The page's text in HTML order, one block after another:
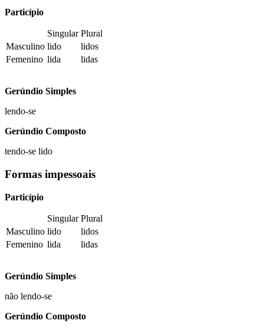
Particípio
Singular Plural
Masculino lido
lidos
Femenino lida lidas
Gerúndio Simples
lendo-se
Gerúndio Composto
tendo-se lido
Formas impessoais
Particípio
Singular Plural
Masculino lido
lidos
Femenino lida lidas
Gerúndio Simples
não lendo-se
Gerúndio Composto